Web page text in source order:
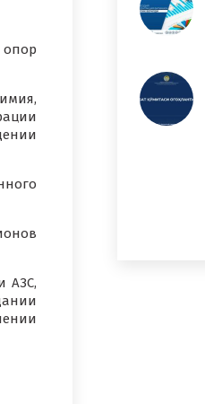
опор
АЗС,